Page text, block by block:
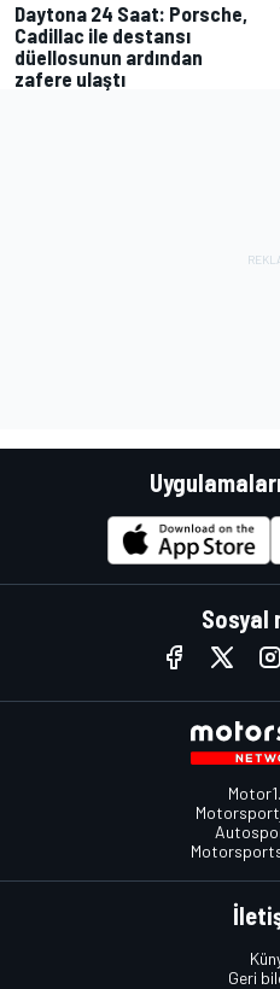
Daytona 24 Saat: Porsche,
Cadillac ile destansı
düellosunun ardından
zafere ulaştı
Sosyal
Geri